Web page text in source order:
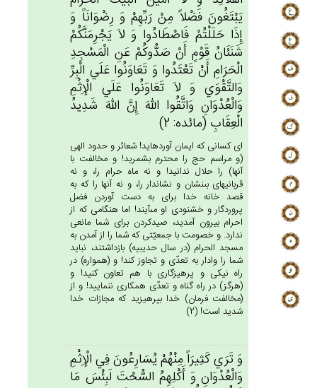
يَبْتَغُون‌َ فَضْلاً مِنْ‌ رَبِّهِم‌ْ وَ رِضْوَانَاً وَ
إِذَا حَلَلْتُم‌ْ فَاصْطَادُوا وَ لاَ يَجْرِمَنَّكُم‌ْ
شَنَئَان‌ُ قَوْم‌ٍ أَنْ‌ صَدُّوكُم‌ْ عَن‌ِ الْمَسْجِدِ
الْحَرَام‌ِ أَنْ‌ تَعْتَدُوا وَ تَعَاوَنُوا عَلَي‌ الْبِرِّ
وَالتَّقْوَي‌ وَ لاَ تَعَاوَنُوا عَلَي‌ الْإِثْم‌ِ
وَالْعُدْوَان‌ِ وَاتَّقُوا الله‌َ إِن‌َّ الله‌َ شَدِيدُ
الْعِقَاب‌ِ (مائده: 2)
اى كسانى كه ايمان آورده‏ايد! شعائر و حدود الهى
(و مراسم حج را محترم بشمريد! و مخالفت با
آنها) را حلال ندانيد! و نه ماه حرام را، و نه
قربانيهاى بى‏نشان و نشاندار را، و نه آنها را كه به
قصد خانه خدا براى به دست آوردن فضل
پروردگار و خشنودى او مى‏آيند! اما هنگامى كه از
احرام بيرون آمديد، صيدكردن براى شما مانعى
ندارد. و خصومت با جمعيّتى كه شما را از آمدن به
مسجد الحرام (در سال حديبيه) بازداشتند، نبايد
شما را وادار به تعدّى و تجاوز كند! و (همواره) در
راه نيكى و پرهيزگارى با هم تعاون كنيد! و
(هرگز) در راه گناه و تعدّى همكارى ننماييد! و از
(مخالفت فرمان) خدا بپرهيزيد كه مجازات خدا
شديد است! (2)
وَ تَرَي‌ كَثِيرَاً مِنْهُم‌ْ يُسَارِعُون‌َ فِي‌ الْإِثْم‌ِ
وَالْعُدْوَان‌ِ وَ أَكْلِهِم‌ُ السُّحْت‌َ لَبِئْس‌َ مَا